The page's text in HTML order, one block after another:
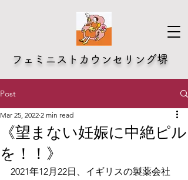
​フェミニストカウンセリング堺
Post
《望まない妊娠に中絶ピル
を！！》
Mar 25, 2022 2 min read
2021年12月22日、イギリスの製薬会社